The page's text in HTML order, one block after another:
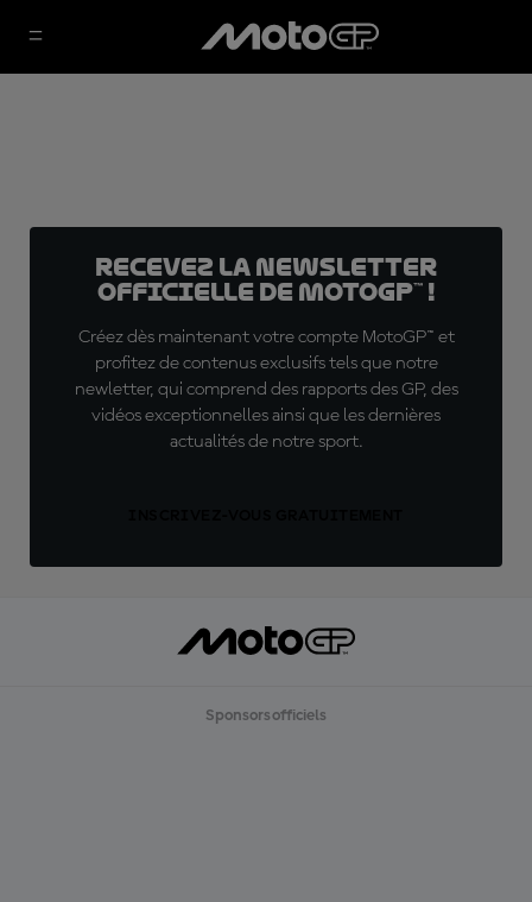
Recevez la Newsletter
officielle de MotoGP™ !
Créez dès maintenant votre compte MotoGP™ et
profitez de contenus exclusifs tels que notre
newletter, qui comprend des rapports des GP, des
vidéos exceptionnelles ainsi que les dernières
actualités de notre sport.
Sponsors officiels